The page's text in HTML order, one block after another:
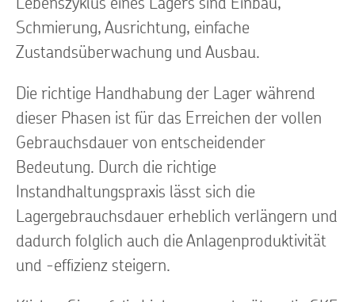
Schmierung, Ausrichtung, einfache
Zustandsüberwachung und Ausbau.
Die richtige Handhabung der Lager während
dieser Phasen ist für das Erreichen der vollen
Gebrauchsdauer von entscheidender
Bedeutung. Durch die richtige
Instandhaltungspraxis lässt sich die
Lagergebrauchsdauer erheblich verlängern und
dadurch folglich auch die Anlagenproduktivität
und -effizienz steigern.